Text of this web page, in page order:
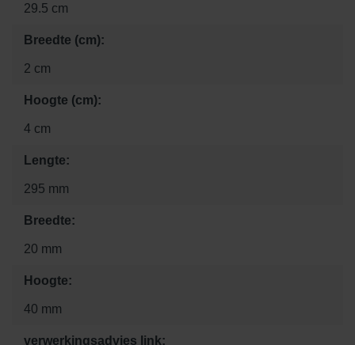
29.5 cm
Breedte (cm):
2 cm
Hoogte (cm):
4 cm
Lengte:
295 mm
Breedte:
20 mm
Hoogte:
40 mm
verwerkingsadvies link: